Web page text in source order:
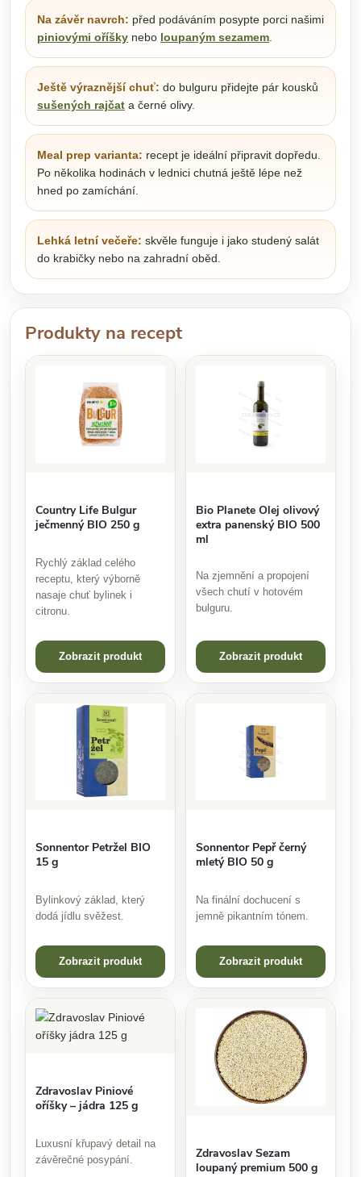
Na závěr navrch: před podáváním posypte porci našimi
piniovými oříšky nebo loupaným sezamem
Ještě výraznější chuť: do bulguru přidejte pár kousků
sušených rajčat a černé olivy.
Meal prep varianta: recept je ideální připravit dopředu.
Po několika hodinách v lednici chutná ještě lépe než
hned po zamíchání.
Lehká letní večeře: skvěle funguje i jako studený salát
do krabičky nebo na zahradní oběd.
Produkty na recept
Country Life Bulgur
ječmenný BIO 250 g
Rychlý základ celého
receptu, který výborně
nasaje chuť bylinek i
citronu.
Zobrazit produkt
Bio Planete Olej olivový
extra panenský BIO 500
ml
Na zjemnění a propojení
všech chutí v hotovém
bulguru.
Zobrazit produkt
Sonnentor Petržel BIO
15 g
Bylinkový základ, který
dodá jídlu svěžest.
Zobrazit produkt
Sonnentor Pepř černý
mletý BIO 50 g
Na finální dochucení s
jemně pikantním tónem.
Zobrazit produkt
Zdravoslav Piniové
oříšky – jádra 125 g
Luxusní křupavý detail na
závěrečné posypání.
Zdravoslav Sezam
loupaný premium 500 g